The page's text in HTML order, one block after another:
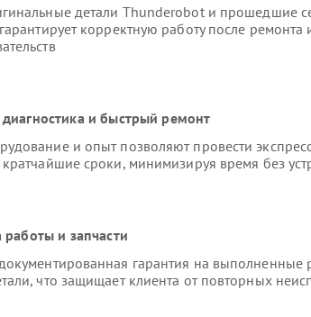
детали Thunderobot и прошедшие
корректную работу после ремонта
диагностика и быстрый ремонт
и опыт позволяют провести
сроки, минимизируя время без
работы и запчасти
гарантия на выполненные
что защищает клиента от повторных